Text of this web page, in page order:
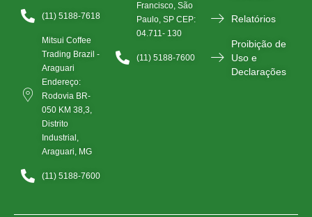
(11) 5188-7618
Mitsui Coffee
Trading Brazil -
Araguari
Endereço:
Rodovia BR-
050 KM 38,3,
Distrito
Industrial,
Araguari, MG
(11) 5188-7600
Francisco, São
Paulo, SP CEP:
04.711- 130
(11) 5188-7600
Relatórios
Proibição de
Uso e
Declarações